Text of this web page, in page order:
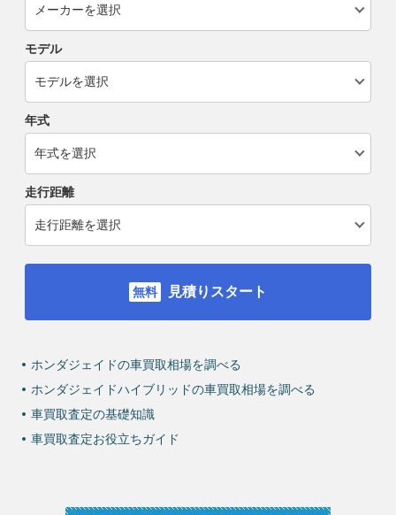
モデル
年式
走行距離
見積りスタート
ホンダジェイドの車買取相場を調べる
ホンダジェイドハイブリッドの車買取相場を調べる
車買取査定の基礎知識
車買取査定お役立ちガイド